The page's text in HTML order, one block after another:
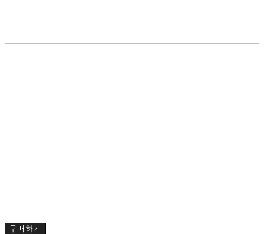
구매하기